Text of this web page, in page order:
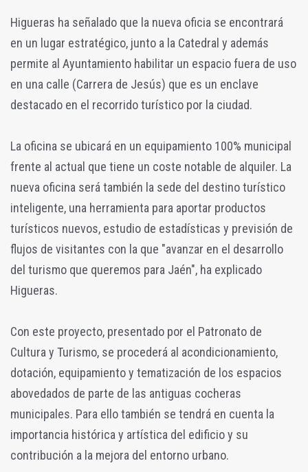
Higueras ha señalado que la nueva oficia se encontrará
en un lugar estratégico, junto a la Catedral y además
permite al Ayuntamiento habilitar un espacio fuera de uso
en una calle (Carrera de Jesús) que es un enclave
destacado en el recorrido turístico por la ciudad.
La oficina se ubicará en un equipamiento 100% municipal
frente al actual que tiene un coste notable de alquiler. La
nueva oficina será también la sede del destino turístico
inteligente, una herramienta para aportar productos
turísticos nuevos, estudio de estadísticas y previsión de
flujos de visitantes con la que "avanzar en el desarrollo
del turismo que queremos para Jaén", ha explicado
Higueras.
Con este proyecto, presentado por el Patronato de
Cultura y Turismo, se procederá al acondicionamiento,
dotación, equipamiento y tematización de los espacios
abovedados de parte de las antiguas cocheras
municipales. Para ello también se tendrá en cuenta la
importancia histórica y artística del edificio y su
contribución a la mejora del entorno urbano.